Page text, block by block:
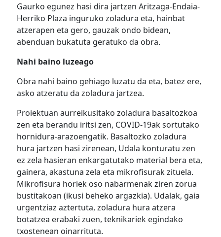
Gaurko egunez hasi dira jartzen Aritzaga-Endaia-
Herriko Plaza inguruko zoladura eta, hainbat
atzerapen eta gero, gauzak ondo bidean,
abenduan bukatuta geratuko da obra.
Nahi baino luzeago
Obra nahi baino gehiago luzatu da eta, batez ere,
asko atzeratu da zoladura jartzea.
Proiektuan aurreikusitako zoladura basaltozkoa
zen eta berandu iritsi zen, COVID-19ak sortutako
hornidura-arazoengatik. Basaltozko zoladura
hura jartzen hasi zirenean, Udala konturatu zen
ez zela hasieran enkargatutako material bera eta,
gainera, akastuna zela eta mikrofisurak zituela.
Mikrofisura horiek oso nabarmenak ziren zorua
bustitakoan (ikusi beheko argazkia). Udalak, gaia
urgentziaz aztertuta, zoladura hura atzera
botatzea erabaki zuen, teknikariek egindako
txostenean oinarrituta.